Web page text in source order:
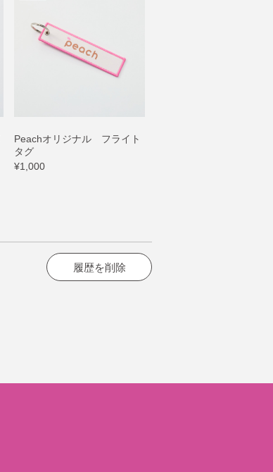
Peachオリジナル フライト
タグ
¥1,000